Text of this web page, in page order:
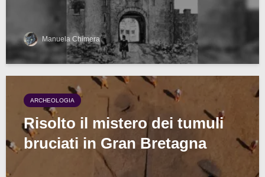
Manuela Chimera
ARCHEOLOGIA
Risolto il mistero dei tumuli
bruciati in Gran Bretagna